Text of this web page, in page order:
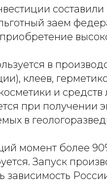
заем
в
клеев,
и
при получении
в
момент более
Запуск
зависимость